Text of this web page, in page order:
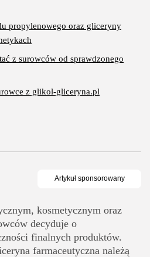
REDAKCJA
Rolnictwo/Leśnictwo
kosmetycznym oraz
decyduje o
finalnych produktów.
farmaceutyczna należą
propylenowego oraz gliceryny
z surowców od sprawdzonego
z glikol-gliceryna.pl